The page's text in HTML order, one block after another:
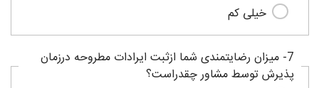
خیلی کم
7- میزان رضایتمندی شما ازثبت ایرادات مطروحه درزمان
پذیرش توسط مشاور چقدراست؟